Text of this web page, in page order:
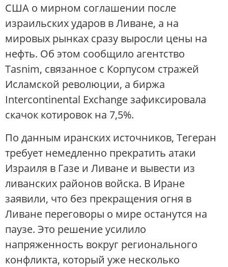
США о мирном соглашении после
израильских ударов в Ливане, а на
мировых рынках сразу выросли цены на
нефть. Об этом сообщило агентство
Tasnim, связанное с Корпусом стражей
Исламской революции, а биржа
Intercontinental Exchange зафиксировала
скачок котировок на 7,5%.
По данным иранских источников, Тегеран
требует немедленно прекратить атаки
Израиля в Газе и Ливане и вывести из
ливанских районов войска. В Иране
заявили, что без прекращения огня в
Ливане переговоры о мире останутся на
паузе. Это решение усилило
напряженность вокруг регионального
конфликта, который уже несколько